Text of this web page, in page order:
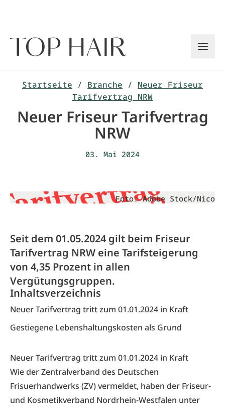
Startseite / Branche / Neuer Friseur
Tarifvertrag NRW
Neuer Friseur Tarifvertrag
NRW
03. Mai 2024
Foto: Adobe Stock/Nico
Seit dem 01.05.2024 gilt beim Friseur
Tarifvertrag NRW eine Tarifsteigerung
von 4,35 Prozent in allen
Vergütungsgruppen.
Inhaltsverzeichnis
Neuer Tarifvertrag tritt zum 01.01.2024 in Kraft
Gestiegene Lebenshaltungskosten als Grund
Neuer Tarifvertrag tritt zum 01.01.2024 in Kraft
Wie der Zentralverband des Deutschen
Frisuerhandwerks (ZV) vermeldet, haben der Friseur-
und Kosmetikverband Nordrhein-Westfalen unter